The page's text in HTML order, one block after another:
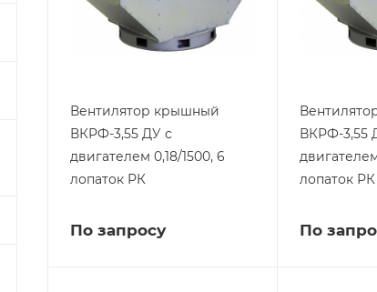
Вентилятор крышный
ВКРФ-3,55 ДУ с
двигателем 0,18/1500, 6
лопаток РК
По запросу
ВКРФ-3,55
лопаток РК
По